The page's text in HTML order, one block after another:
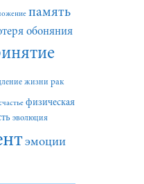
память
обоняния
жизни рак
физическая
эволюция
эмоции